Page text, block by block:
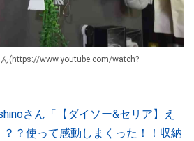
(https://www.youtube.com/watch?
さん「【ダイソー&セリア】え
？使って感動しまくった！！収納